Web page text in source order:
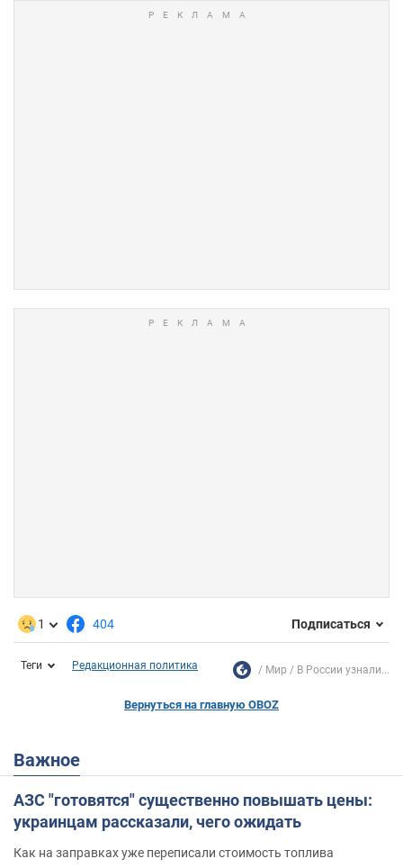
1 404 Подписаться
Теги Редакционная политика Мир В России узнали...
Вернуться на главную OBOZ
Важное
АЗС "готовятся" существенно повышать цены:
украинцам рассказали, чего ожидать
Как на заправках уже переписали стоимость топлива